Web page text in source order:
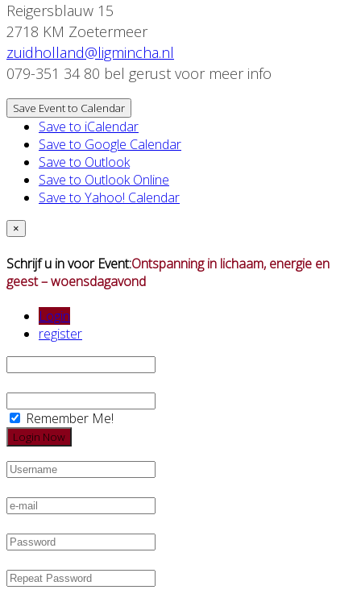
Reigersblauw 15
2718 KM Zoetermeer
zuidholland@ligmincha.nl
079-351 34 80 bel gerust voor meer info
Save Event to Calendar
Save to iCalendar
Save to Google Calendar
Save to Outlook
Save to Outlook Online
Save to Yahoo! Calendar
×
Schrijf u in voor Event:Ontspanning in lichaam, energie en
geest – woensdagavond
Login
register
Remember Me!